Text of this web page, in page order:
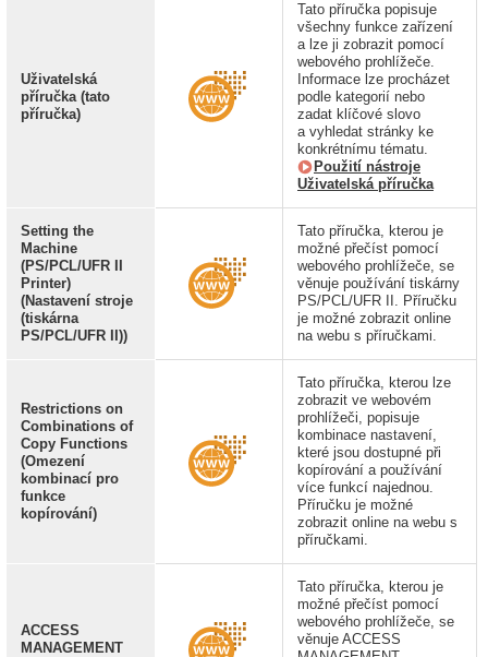
Uživatelská
příručka (tato
příručka)
Tato příručka popisuje
všechny funkce zařízení
a lze ji zobrazit pomocí
webového prohlížeče.
Informace lze procházet
podle kategorií nebo
zadat klíčové slovo
a vyhledat stránky ke
konkrétnímu tématu.
Použití nástroje
Uživatelská příručka
Setting the
Machine
(PS/PCL/UFR II
Printer)
(Nastavení stroje
(tiskárna
PS/PCL/UFR II))
Tato příručka, kterou je
možné přečíst pomocí
webového prohlížeče, se
věnuje používání tiskárny
PS/PCL/UFR II. Příručku
je možné zobrazit online
na webu s příručkami.
Restrictions on
Combinations of
Copy Functions
(Omezení
kombinací pro
funkce
kopírování)
Tato příručka, kterou lze
zobrazit ve webovém
prohlížeči, popisuje
kombinace nastavení,
které jsou dostupné při
kopírování a používání
více funkcí najednou.
Příručku je možné
zobrazit online na webu s
příručkami.
ACCESS
MANAGEMENT
Tato příručka, kterou je
možné přečíst pomocí
webového prohlížeče, se
věnuje ACCESS